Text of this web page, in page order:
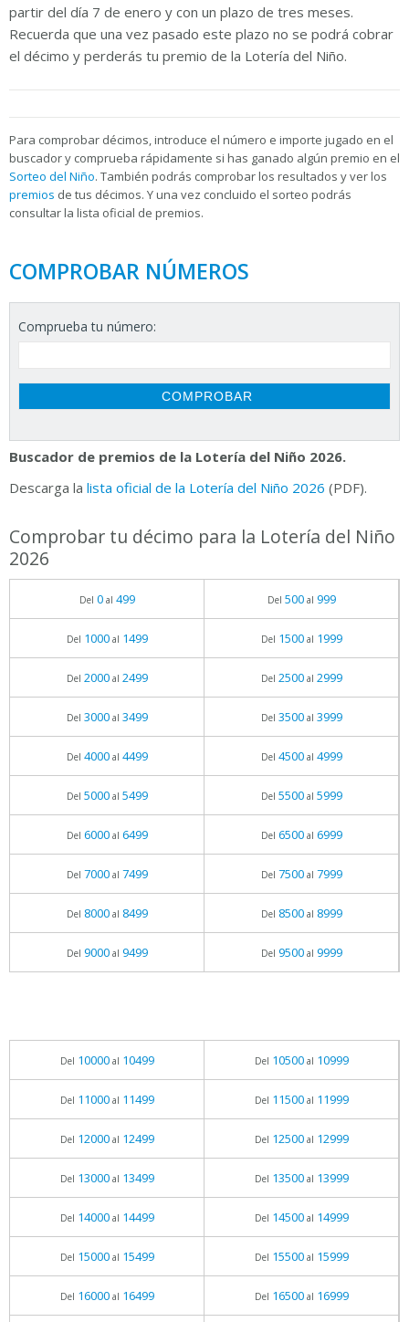
partir del día 7 de enero y con un plazo de tres meses.
Recuerda que una vez pasado este plazo no se podrá cobrar
el décimo y perderás tu premio de la Lotería del Niño.
Para comprobar décimos, introduce el número e importe jugado en el
buscador y comprueba rápidamente si has ganado algún premio en el
Sorteo del Niño. También podrás comprobar los resultados y ver los
premios de tus décimos. Y una vez concluido el sorteo podrás
consultar la lista oficial de premios.
COMPROBAR NÚMEROS
Comprueba tu número:
Buscador de premios de la Lotería del Niño 2026.
Descarga la lista oficial de la Lotería del Niño 2026 (PDF).
Comprobar tu décimo para la Lotería del Niño
2026
Del 0al 499 Del 500al 999
Del 1000al 1499 Del 1500al 1999
Del 2000al 2499 Del 2500al 2999
Del 3000al 3499 Del 3500al 3999
Del 4000al 4499 Del 4500al 4999
Del 5000al 5499 Del 5500al 5999
Del 6000al 6499 Del 6500al 6999
Del 7000al 7499 Del 7500al 7999
Del 8000al 8499 Del 8500al 8999
Del 9000al 9499 Del 9500al 9999
Del 10000al 10499 Del 10500al 10999
Del 11000al 11499 Del 11500al 11999
Del 12000al 12499 Del 12500al 12999
Del 13000al 13499 Del 13500al 13999
Del 14000al 14499 Del 14500al 14999
Del 15000al 15499 Del 15500al 15999
Del 16000al 16499 Del 16500al 16999